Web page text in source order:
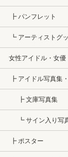
┣ パンフレット
┗ アーティストグ
女性アイドル・女優
┣ アイドル写真集
┣ 文庫写真集
┗ サイン入り写
┣ ポスター